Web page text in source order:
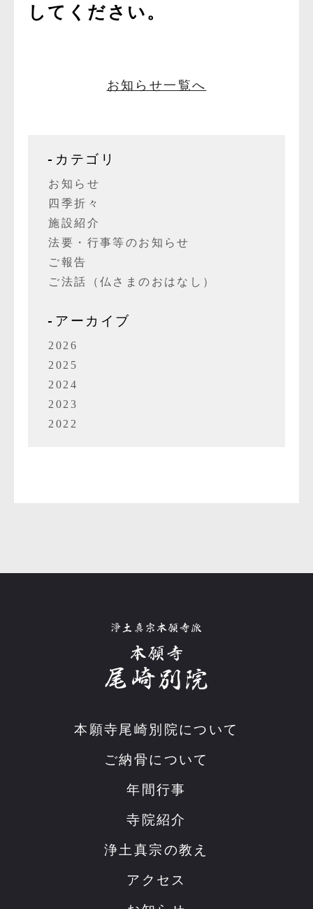
してください。
お知らせ一覧へ
カテゴリ
お知らせ
四季折々
施設紹介
法要・行事等のお知らせ
ご報告
ご法話（仏さまのおはなし）
アーカイブ
2026
2025
2024
2023
2022
本願寺尾崎別院について
ご納骨について
年間行事
寺院紹介
浄土真宗の教え
アクセス